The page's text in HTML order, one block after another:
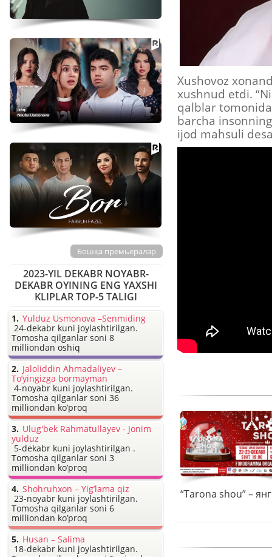
Xushovoz
xushnud etdi.
qalblar
barcha
ijod mahsuli
Бошқа премьералар
2023-YIL DEKABR NOYABR-
DEKABR OYINING ENG YAXSHI
KLIPLAR TOP-5 TALIGI
Yulduz Usmonova –Senmiding
24-dekabr kuni joylashtirilgan.
Tomosha qilganlar soni 8
milliondan oshiq
Jaloliddin Ahmadaliyev –
To’yingizga bormayman
4-noyabr kuni joylashtirilgan.
Tomosha qilganlar soni 36
milliondan ko’proq
Ulug'bek Rahmatullayev - Jonim
yulduz
5-dekabr kuni joylashtirilgan .
Tomosha qilganlar soni 3
milliondan ko’proq
Shohruhxon – Yig’lama qiz
23-noyabr kuni joylashtirilgan.
Tomosha qilganlar soni 6
milliondan ko’proq
Husan – Salima
18-dekabr kuni joylashtirilgan.